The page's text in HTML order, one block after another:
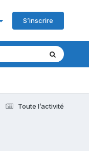
S’inscrire
Toute l’activité